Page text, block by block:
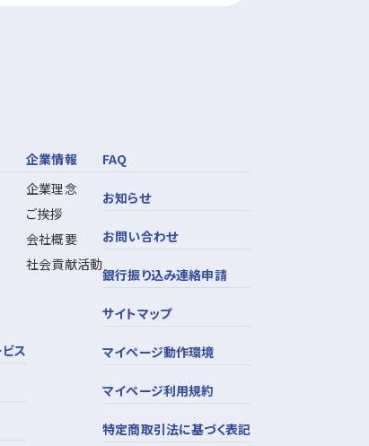
ス
企業情報
企業理念
ご挨拶
会社概要
社会貢献活動
FAQ
お知らせ
お問い合わせ
銀行振り込み連絡申請
サイトマップ
マイページ動作環境
マイページ利用規約
特定商取引法に基づく表記